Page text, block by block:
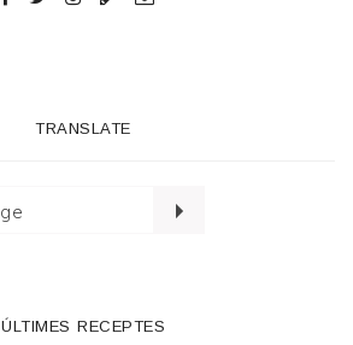
TRANSLATE
ÚLTIMES RECEPTES